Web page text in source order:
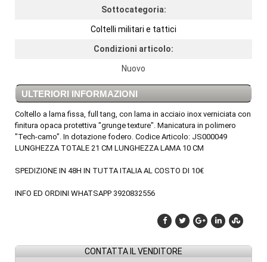
Sottocategoria:
Coltelli militari e tattici
Condizioni articolo:
Nuovo
ULTERIORI INFORMAZIONI
Coltello a lama fissa, full tang, con lama in acciaio inox verniciata con
finitura opaca protettiva "grunge texture". Manicatura in polimero
"Tech-camo". In dotazione fodero. Codice Articolo: JS000049
LUNGHEZZA TOTALE 21 CM LUNGHEZZA LAMA 10 CM
SPEDIZIONE IN 48H IN TUTTA ITALIA AL COSTO DI 10€
INFO ED ORDINI WHATSAPP 3920832556
CONTATTA IL VENDITORE